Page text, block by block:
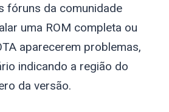
fóruns da comunidade
uma ROM completa ou
aparecerem problemas,
indicando a região do
da versão.